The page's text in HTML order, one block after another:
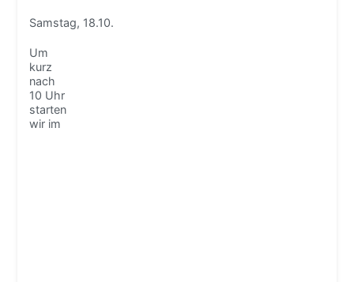
Samstag, 18.10.
Um
kurz
nach
10 Uhr
starten
wir im